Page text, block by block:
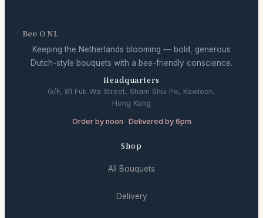
Bee O NL
Keeping the Netherlands blooming — bold, generous
Dutch-style bouquets with a bee-friendly conscience.
Headquarters
G/F, 81 Fuk Wa Street, Sham Shui Po, Kowloon,
Hong Kong
Order by noon · Delivered by 6pm
Shop
All Bouquets
Delivery